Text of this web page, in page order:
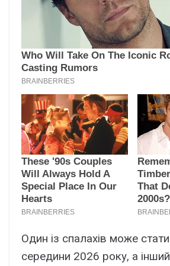
Один із спалахів може
середини 2026 року, а